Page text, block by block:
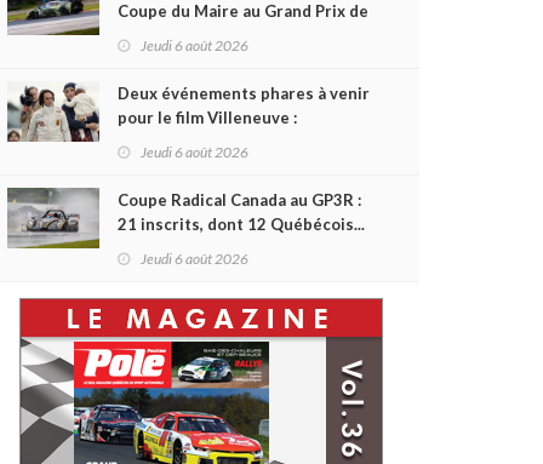
Coupe du Maire au Grand Prix de
Trois-Rivières
Jeudi 6 août 2026
Deux événements phares à venir
pour le film Villeneuve :
L'ascension d'une légende (+
Jeudi 6 août 2026
Coupe Radical Canada au GP3R :
21 inscrits, dont 12 Québécois...
et un premier gain d'Antoine
Jeudi 6 août 2026